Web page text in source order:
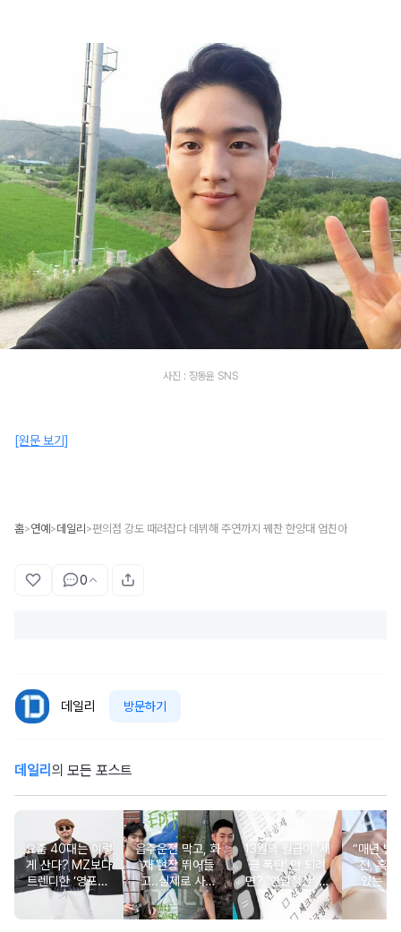
사진 : 장동윤 SNS
[원문 보기]
홈>연예 >데일리 >편의점 강도 때려잡다 데뷔해 주연까지 꿰찬 한양대 엄친아
0
데일리 방문하기
데일리 의 모든 포스트
요즘 40대는 이렇
게 산다? MZ보다
트렌디한 ‘영포티’
분석
음주운전 막고, 화
재 현장 뛰어들
고..실제로 사람
구한 연예인 10
13월의 월급이 '세
금 폭탄' 안 되려
면? '연말정산' 핵
심 꿀팁 A to Z
“매년 받
진, 혹시
있는 건
요?”